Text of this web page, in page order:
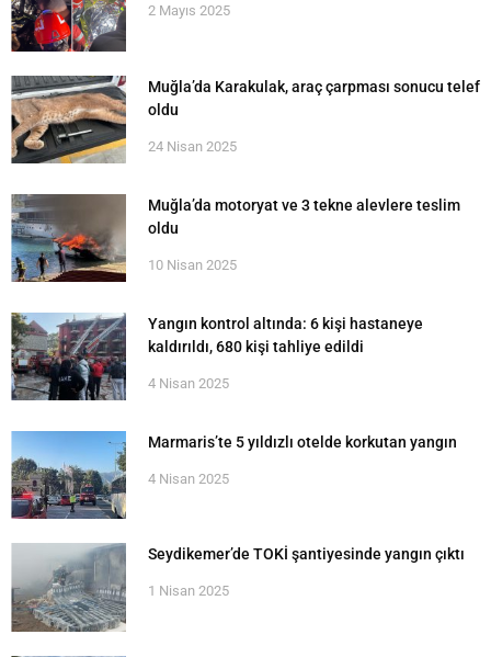
2 Mayıs 2025
Muğla’da Karakulak, araç çarpması sonucu telef
oldu
24 Nisan 2025
Muğla’da motoryat ve 3 tekne alevlere teslim
oldu
10 Nisan 2025
Yangın kontrol altında: 6 kişi hastaneye
kaldırıldı, 680 kişi tahliye edildi
4 Nisan 2025
Marmaris’te 5 yıldızlı otelde korkutan yangın
4 Nisan 2025
Seydikemer’de TOKİ şantiyesinde yangın çıktı
1 Nisan 2025